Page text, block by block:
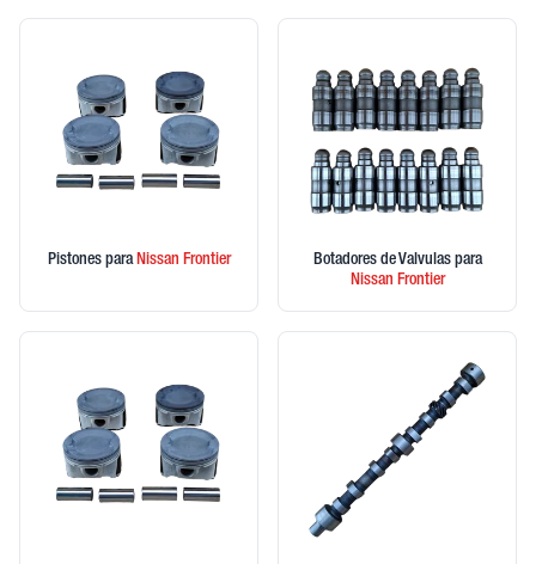
Pistones paraNissan Frontier Botadores de Valvulas para
Nissan Frontier